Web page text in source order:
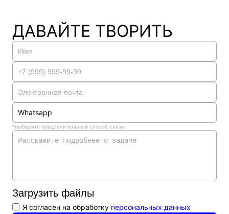
ДАВАЙТЕ ТВОРИТЬ
Whatsapp
Whatsapp
Telegram
*выберите предпочительный способ связи
Загрузить файлы
Я согласен на обработку персональных данных